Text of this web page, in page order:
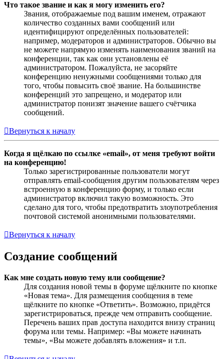
Что такое звание и как я могу изменить его?
Звания, отображаемые под вашим именем, отражают
количество созданных вами сообщений или
идентифицируют определённых пользователей:
например, модераторов и администраторов. Обычно вы
не можете напрямую изменять наименования званий на
конференции, так как они установлены её
администратором. Пожалуйста, не засоряйте
конференцию ненужными сообщениями только для
того, чтобы повысить своё звание. На большинстве
конференций это запрещено, и модератор или
администратор понизят значение вашего счётчика
сообщений.
Вернуться к началу
Когда я щёлкаю по ссылке «email», от меня требуют войти
на конференцию!
Только зарегистрированные пользователи могут
отправлять email-сообщения другим пользователям через
встроенную в конференцию форму, и только если
администратор включил такую возможность. Это
сделано для того, чтобы предотвратить злоупотребления
почтовой системой анонимными пользователями.
Вернуться к началу
Создание сообщений
Как мне создать новую тему или сообщение?
Для создания новой темы в форуме щёлкните по кнопке
«Новая тема». Для размещения сообщения в теме
щёлкните по кнопке «Ответить». Возможно, придётся
зарегистрироваться, прежде чем отправить сообщение.
Перечень ваших прав доступа находится внизу страниц
форума или темы. Например: «Вы можете начинать
темы», «Вы можете добавлять вложения» и т.п.